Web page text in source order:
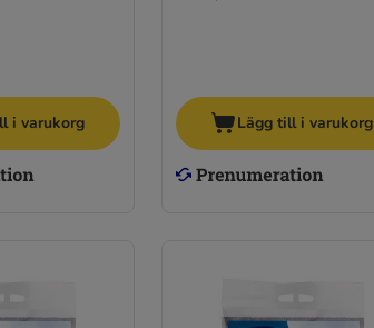
i varukorg Lägg till i varukorg